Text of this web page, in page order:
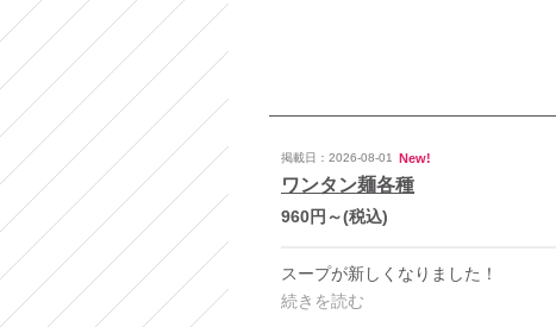
掲載日：2026-08-01 New!
ワンタン麺各種
960円～(税込)
スープが新しくなりました！
続きを読む